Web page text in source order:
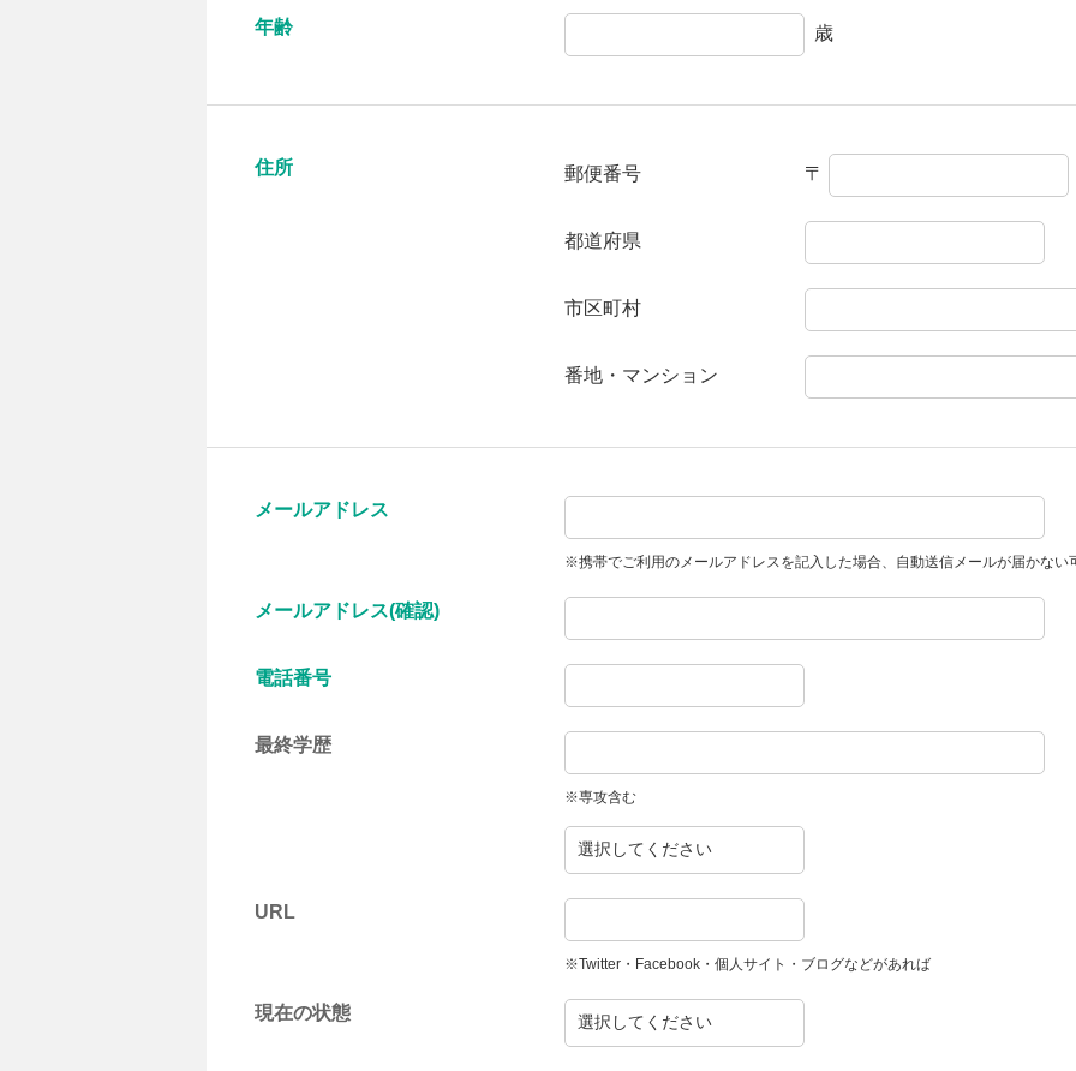
年齢 歳
住所 郵便番号 〒
都道府県
市区町村
番地・マンション
メールアドレス
※携帯でご利用のメールアドレスを記入した場合、自動送信メールが届かない
メールアドレス(確認)
電話番号
最終学歴
※専攻含む
URL
※Twitter・Facebook・個人サイト・ブログなどがあれば
現在の状態